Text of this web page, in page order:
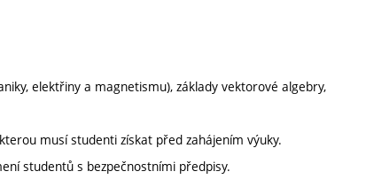
elektřiny a magnetismu), základy vektorové algebry,
musí studenti získat před zahájením výuky.
studentů s bezpečnostními předpisy.